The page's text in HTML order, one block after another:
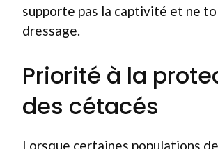
supporte pas la captivité et ne
dressage.
Priorité à la
des cétacés
Lorsque certaines populations